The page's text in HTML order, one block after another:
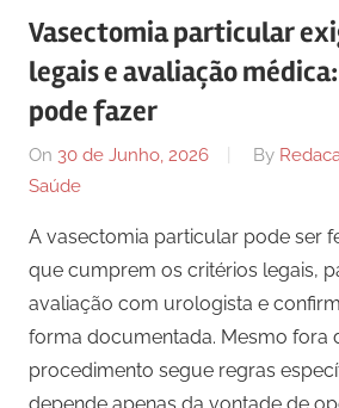
Vasectomia particular
legais e avaliação
pode fazer
On 30 de Junho, 2026 By
Saúde
A vasectomia particular pode ser
que cumprem os critérios legais,
avaliação com urologista e
forma documentada. Mesmo fora
procedimento segue regras